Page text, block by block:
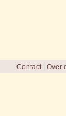
Contact| Over